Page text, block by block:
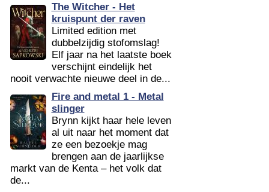
The Witcher - Het
kruispunt der raven
Limited edition met
dubbelzijdig stofomslag!
Elf jaar na het laatste boek
verschijnt eindelijk het
nooit verwachte nieuwe deel in de...
Fire and metal 1 - Metal
slinger
Brynn kijkt haar hele leven
al uit naar het moment dat
ze een bezoekje mag
brengen aan de jaarlijkse
markt van de Kenta – het volk dat
de...